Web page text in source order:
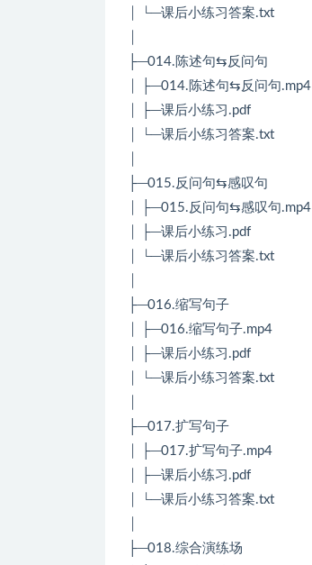
│ └─课后小练习答案.txt
├─014.陈述句⇆反问句
│ ├─014.陈述句⇆反问句.mp4
│ ├─课后小练习.pdf
│ └─课后小练习答案.txt
├─015.反问句⇆感叹句
│ ├─015.反问句⇆感叹句.mp4
│ ├─课后小练习.pdf
│ └─课后小练习答案.txt
├─016.缩写句子
│ ├─016.缩写句子.mp4
│ ├─课后小练习.pdf
│ └─课后小练习答案.txt
├─017.扩写句子
│ ├─017.扩写句子.mp4
│ ├─课后小练习.pdf
│ └─课后小练习答案.txt
├─018.综合演练场